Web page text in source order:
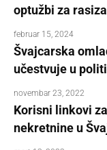
optužbi za
februar 15, 2024
Švajcarska
učestvuje u
novembar 23, 2022
Korisni linkovi
nekretnine u